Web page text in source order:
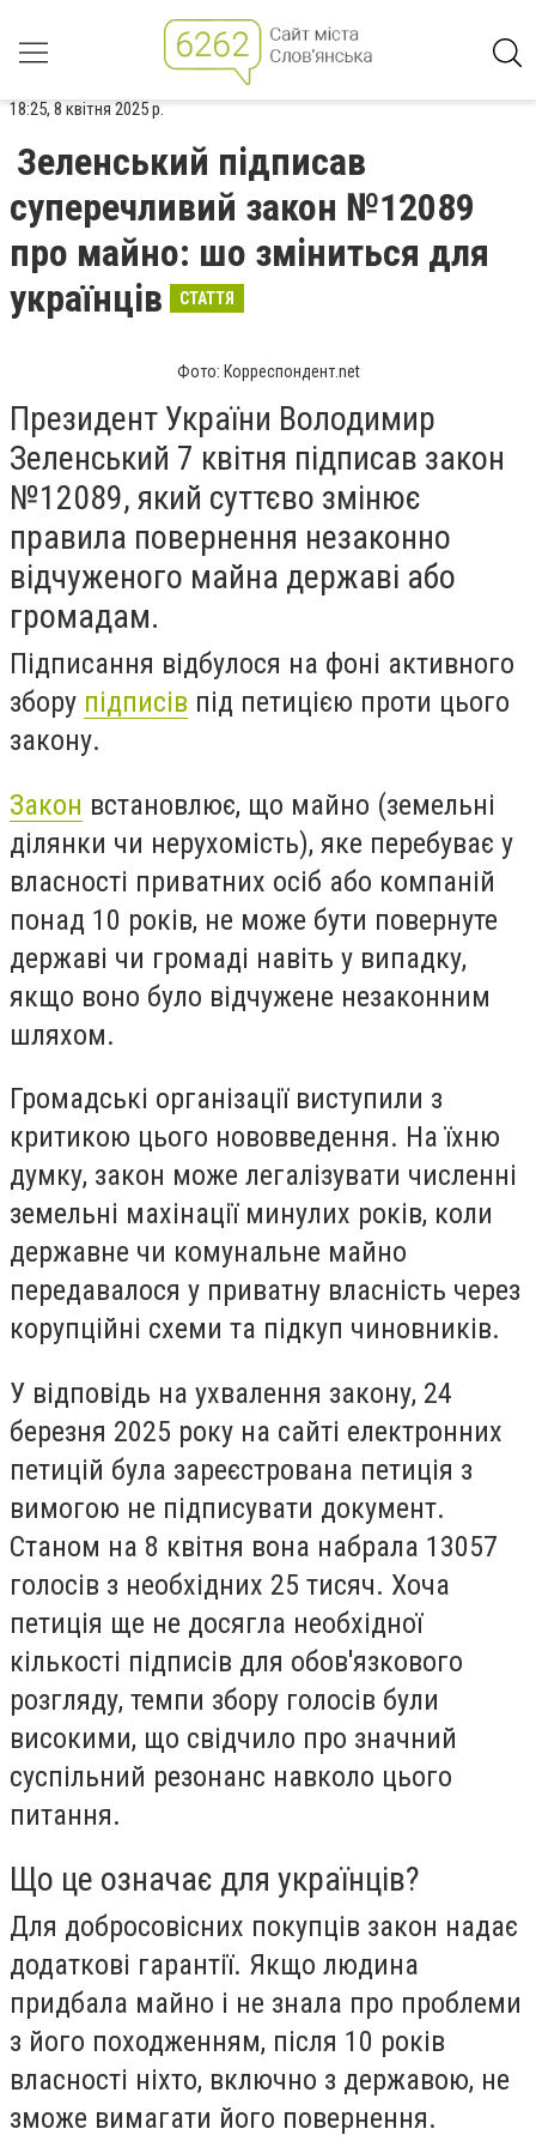
18:25, 8 квітня 2025 р.
Зеленський підписав
суперечливий закон №12089
про майно: шо зміниться для
українців
СТАТТЯ
Фото: Корреспондент.net
Президент України Володимир
Зеленський 7 квітня підписав закон
№12089, який суттєво змінює
правила повернення незаконно
відчуженого майна державі або
громадам.
Підписання відбулося на фоні активного
збору підписів під петицією проти цього
закону.
Закон встановлює, що майно (земельні
ділянки чи нерухомість), яке перебуває у
власності приватних осіб або компаній
понад 10 років, не може бути повернуте
державі чи громаді навіть у випадку,
якщо воно було відчужене незаконним
шляхом.
Громадські організації виступили з
критикою цього нововведення. На їхню
думку, закон може легалізувати численні
земельні махінації минулих років, коли
державне чи комунальне майно
передавалося у приватну власність через
корупційні схеми та підкуп чиновників.
У відповідь на ухвалення закону, 24
березня 2025 року на сайті електронних
петицій була зареєстрована петиція з
вимогою не підписувати документ.
Станом на 8 квітня вона набрала 13057
голосів з необхідних 25 тисяч. Хоча
петиція ще не досягла необхідної
кількості підписів для обов'язкового
розгляду, темпи збору голосів були
високими, що свідчило про значний
суспільний резонанс навколо цього
питання.
Що це означає для українців?
Для добросовісних покупців закон надає
додаткові гарантії. Якщо людина
придбала майно і не знала про проблеми
з його походженням, після 10 років
власності ніхто, включно з державою, не
зможе вимагати його повернення.